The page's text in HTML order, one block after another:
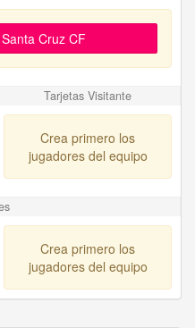
Cruz CF
Tarjetas Visitante
Crea primero los
jugadores del equipo
Crea primero los
jugadores del equipo